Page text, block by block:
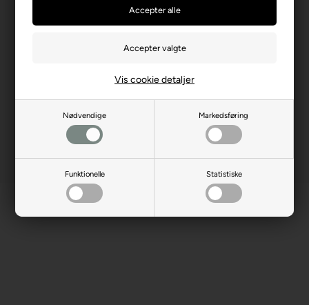
Nødvendige Markedsføring
Funktionelle Statistiske
Vis cookie detaljer
155 Gdynia
Indeholder små dele.